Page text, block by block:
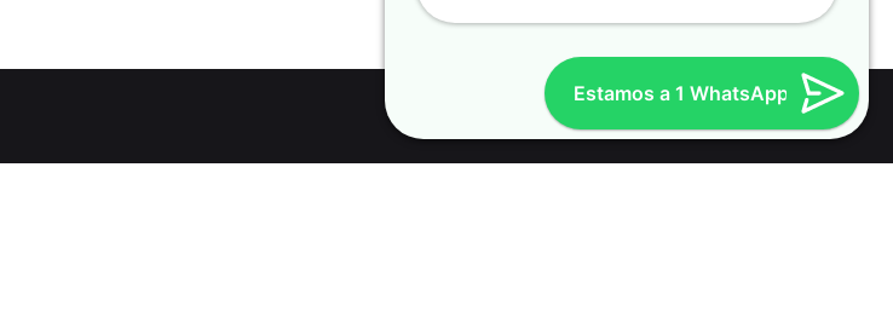
Estamos a 1 WhatsApp